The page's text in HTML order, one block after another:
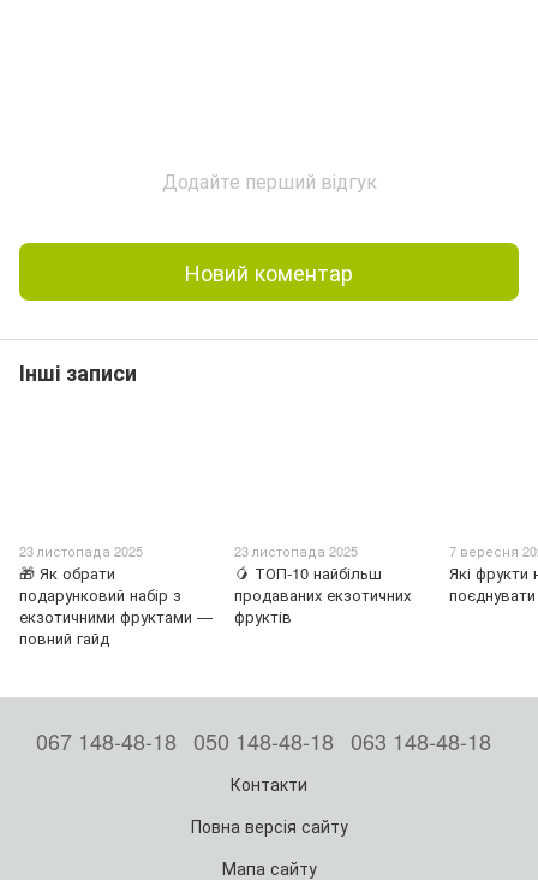
Додайте перший відгук
Новий коментар
Інші записи
23 листопада 2025
🎁 Як обрати
подарунковий набір з
екзотичними фруктами —
повний гайд
23 листопада 2025
🥭 ТОП-10 найбільш
продаваних екзотичних
фруктів
7 вересня
Які
067 148-48-18 050 148-48-18 063 148-48-18
Контакти
Повна версія сайту
Мапа сайту